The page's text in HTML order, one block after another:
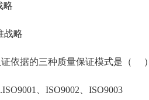
略
战略
依据的三种质量保证模式是（ ）
、ISO9002、ISO9003